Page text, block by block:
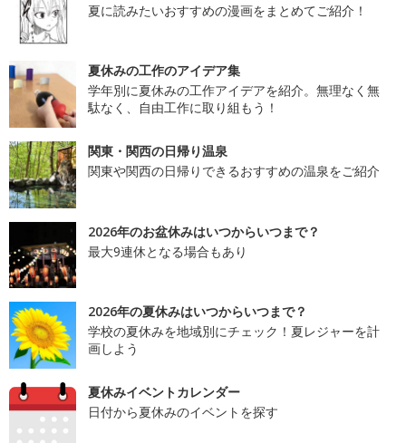
夏に読みたいおすすめの漫画をまとめてご紹介！
夏休みの工作のアイデア集
学年別に夏休みの工作アイデアを紹介。無理なく無
駄なく、自由工作に取り組もう！
関東・関西の日帰り温泉
関東や関西の日帰りできるおすすめの温泉をご紹介
2026年のお盆休みはいつからいつまで？
最大9連休となる場合もあり
2026年の夏休みはいつからいつまで？
学校の夏休みを地域別にチェック！夏レジャーを計
画しよう
夏休みイベントカレンダー
日付から夏休みのイベントを探す